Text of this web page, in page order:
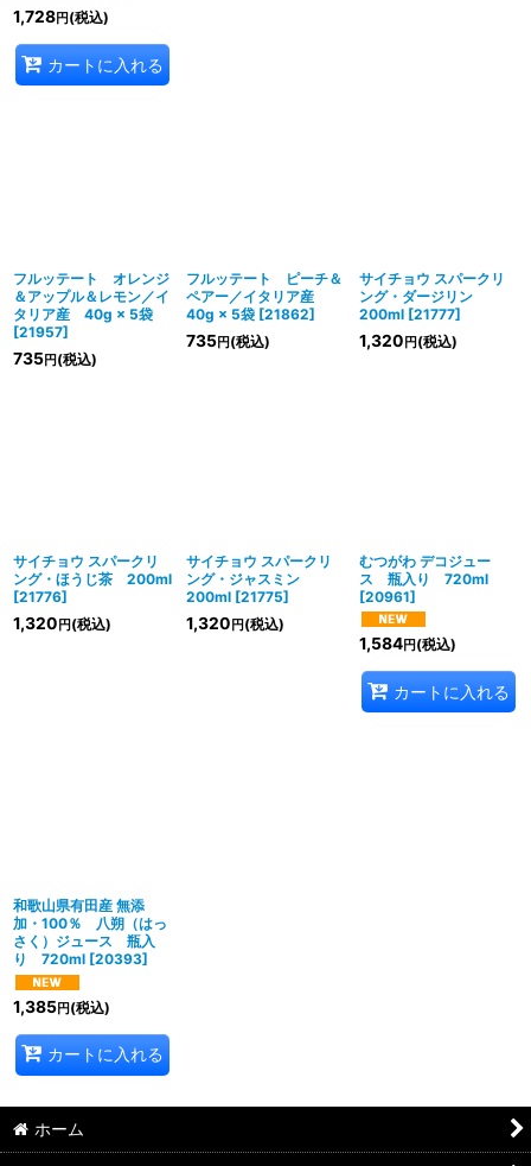
1,728円 (税込)
カートに入れる
フルッテート オレンジ
＆アップル＆レモン／イ
タリア産 40g × 5袋
[21957]
735円 (税込)
フルッテート ピーチ＆
ペアー／イタリア産
40g × 5袋 [21862]
735円(税込)
サイチョウ スパークリ
ング・ダージリン
200ml [21777]
1,320 円(税込)
サイチョウ スパークリ
ング・ほうじ茶 200ml
[21776]
1,320 円 (税込)
サイチョウ スパークリ
ング・ジャスミン
200ml [21775]
1,320 円(税込)
むつがわ デコジュー
ス 瓶入り 720ml
[20961]
1,584円(税込)
カートに入れる
和歌山県有田産 無添
加・100％ 八朔（はっ
さく）ジュース 瓶入
り 720ml [20393]
1,385円 (税込)
カートに入れる
ホーム